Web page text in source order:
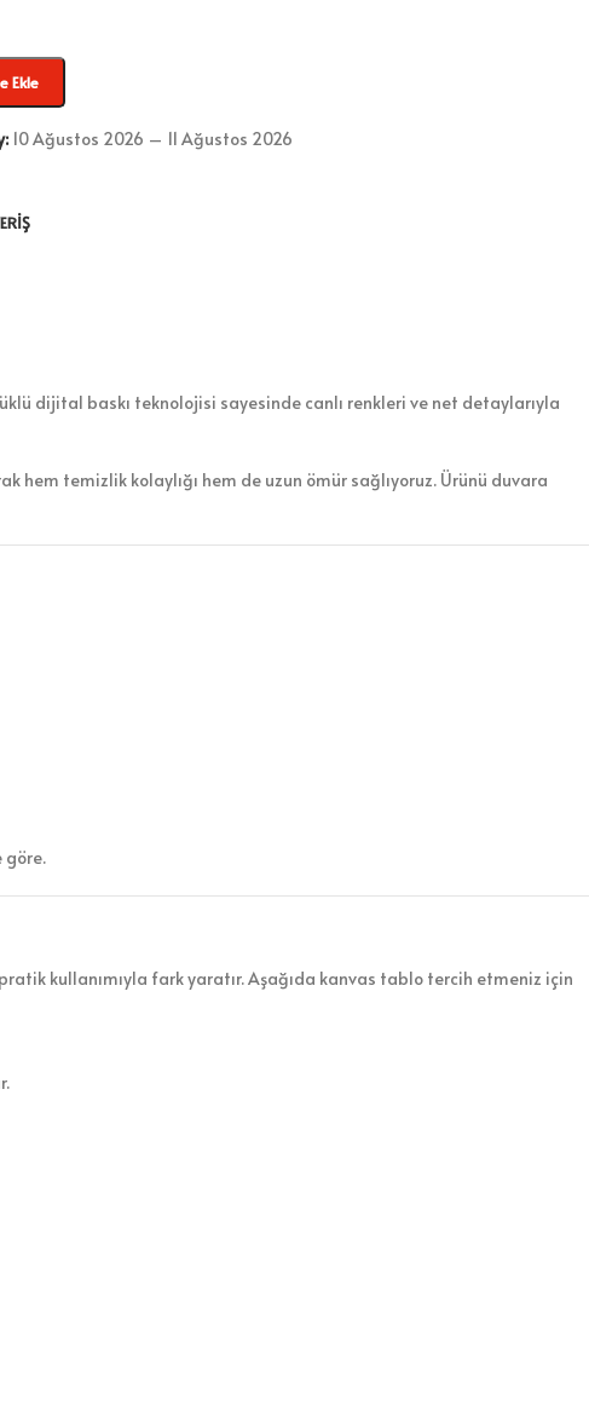
Ekle
10 Ağustos 2026 – 11 Ağustos 2026
dijital baskı teknolojisi sayesinde canlı renkleri ve net detaylarıyla
hem temizlik kolaylığı hem de uzun ömür sağlıyoruz. Ürünü duvara
göre.
kullanımıyla fark yaratır. Aşağıda kanvas tablo tercih etmeniz için